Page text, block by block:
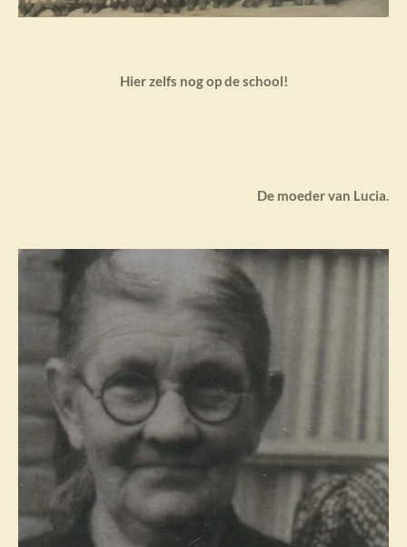
Hier zelfs nog op de school!
De moeder van Lucia.